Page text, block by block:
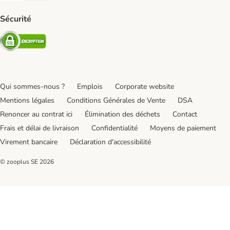
Sécurité
Security
Qui sommes-nous ? Emplois
Corporate website
Mentions légales
Conditions Générales de Vente
DSA
Renoncer au contrat ici
Élimination des déchets
Contact
Frais et délai de livraison
Confidentialité
Moyens de paiement
Virement bancaire
Déclaration d'accessibilité
© zooplus SE 2026